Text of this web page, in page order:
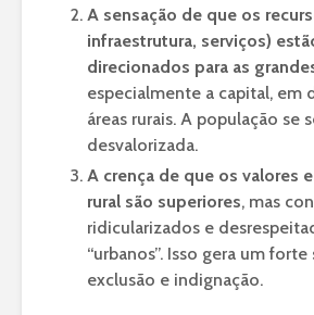
A sensação de que os
infraestrutura, serviços)
direcionados para as
especialmente a capital, em
áreas rurais. A população se
desvalorizada.
A crença de que os valores
rural são superiores, mas
ridicularizados e
“urbanos”. Isso gera um
exclusão e indignação.